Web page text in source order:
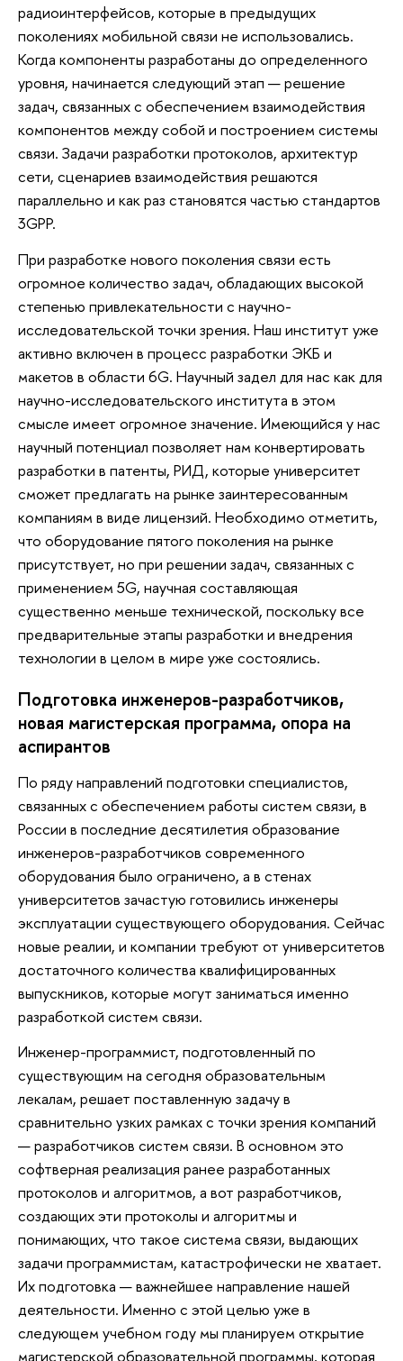
радиоинтерфейсов, которые в предыдущих
поколениях мобильной связи не использовались.
Когда компоненты разработаны до определенного
уровня, начинается следующий этап — решение
задач, связанных с обеспечением взаимодействия
компонентов между собой и построением системы
связи. Задачи разработки протоколов, архитектур
сети, сценариев взаимодействия решаются
параллельно и как раз становятся частью стандартов
3GPP.
При разработке нового поколения связи есть
огромное количество задач, обладающих высокой
степенью привлекательности с научно-
исследовательской точки зрения. Наш институт уже
активно включен в процесс разработки ЭКБ и
макетов в области 6G. Научный задел для нас как для
научно-исследовательского института в этом
смысле имеет огромное значение. Имеющийся у нас
научный потенциал позволяет нам конвертировать
разработки в патенты, РИД, которые университет
сможет предлагать на рынке заинтересованным
компаниям в виде лицензий. Необходимо отметить,
что оборудование пятого поколения на рынке
присутствует, но при решении задач, связанных с
применением 5G, научная составляющая
существенно меньше технической, поскольку все
предварительные этапы разработки и внедрения
технологии в целом в мире уже состоялись.
Подготовка инженеров-разработчиков,
новая магистерская программа, опора на
аспирантов
По ряду направлений подготовки специалистов,
связанных с обеспечением работы систем связи, в
России в последние десятилетия образование
инженеров-разработчиков современного
оборудования было ограничено, а в стенах
университетов зачастую готовились инженеры
эксплуатации существующего оборудования. Сейчас
новые реалии, и компании требуют от университетов
достаточного количества квалифицированных
выпускников, которые могут заниматься именно
разработкой систем связи.
Инженер-программист, подготовленный по
существующим на сегодня образовательным
лекалам, решает поставленную задачу в
сравнительно узких рамках с точки зрения компаний
— разработчиков систем связи. В основном это
софтверная реализация ранее разработанных
протоколов и алгоритмов, а вот разработчиков,
создающих эти протоколы и алгоритмы и
понимающих, что такое система связи, выдающих
задачи программистам, катастрофически не хватает.
Их подготовка — важнейшее направление нашей
деятельности. Именно с этой целью уже в
следующем учебном году мы планируем открытие
магистерской образовательной программы, которая